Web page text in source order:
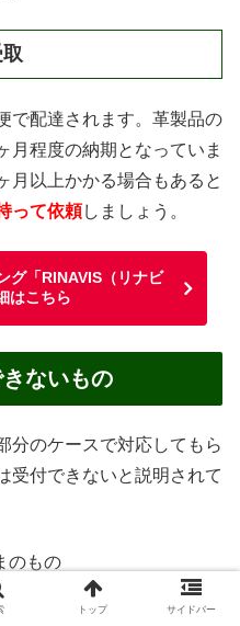
で配達されます。革製品の
月程度の納期となっていま
月以上かかる場合もあると
って依頼しましょう。
グ「RINAVIS（リナビ
はこちら
ないもの
分のケースで対応してもら
受付できないと説明されて
のもの
トップ サイドバー